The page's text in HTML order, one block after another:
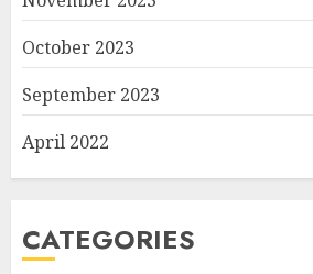
October 2023
September 2023
April 2022
CATEGORIES